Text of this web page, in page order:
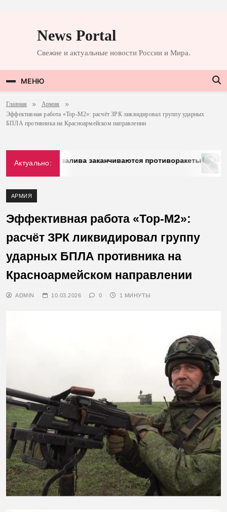
содержимомуNews Portal
Свежие и актуальные новости России и Мира.
МЕНЮ
Главная
Армия
Эффективная работа «Тор-М2»: расчёт ЗРК ликвидировал группу ударных
БПЛА противника на Красноармейском направлении
Актуально:залива заканчиваются противоракеты
АРМИЯ
Эффективная работа «Тор-М2»:
расчёт ЗРК ликвидировал группу
ударных БПЛА противника на
Красноармейском направлении
ADMIN 10.03.2026 0 1 МИНУТЫ